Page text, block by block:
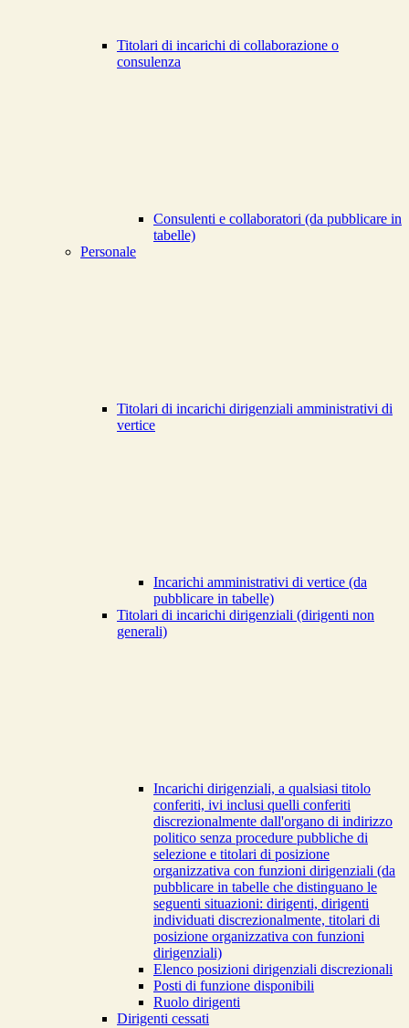
Titolari di incarichi di collaborazione o
consulenza
Consulenti e collaboratori (da pubblicare in
tabelle)
Personale
Titolari di incarichi dirigenziali amministrativi di
vertice
Incarichi amministrativi di vertice (da
pubblicare in tabelle)
Titolari di incarichi dirigenziali (dirigenti non
generali)
Incarichi dirigenziali, a qualsiasi titolo
conferiti, ivi inclusi quelli conferiti
discrezionalmente dall'organo di indirizzo
politico senza procedure pubbliche di
selezione e titolari di posizione
organizzativa con funzioni dirigenziali (da
pubblicare in tabelle che distinguano le
seguenti situazioni: dirigenti, dirigenti
individuati discrezionalmente, titolari di
posizione organizzativa con funzioni
dirigenziali)
Elenco posizioni dirigenziali discrezionali
Posti di funzione disponibili
Ruolo dirigenti
Dirigenti cessati